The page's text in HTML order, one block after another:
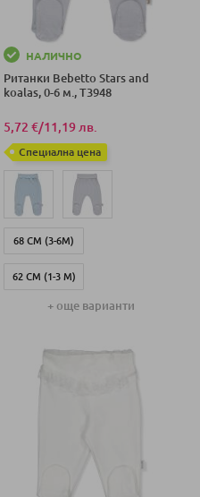
НАЛИЧНО
Ританки Bebetto Stars and
koalas, 0-6 м., T3948
5,72 €/11,19 лв.
Специална цена
68 СМ (3-6М)
62 СМ (1-3 М)
56 СМ (0-1М)
+ още варианти